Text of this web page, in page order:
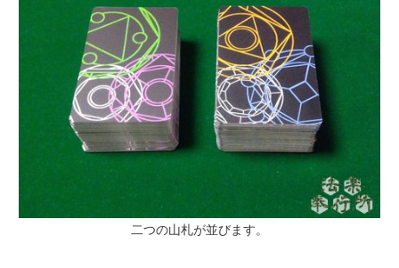
二つの山札が並びます。